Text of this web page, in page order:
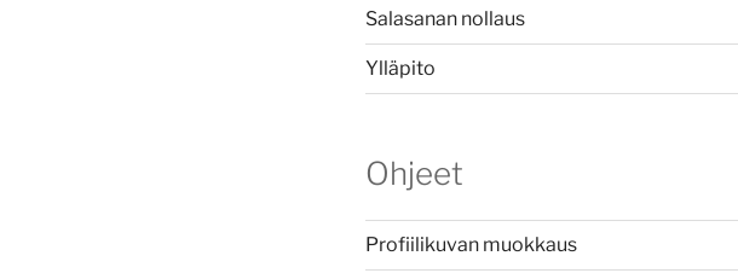
Salasanan nollaus
Ylläpito
Ohjeet
Profiilikuvan muokkaus